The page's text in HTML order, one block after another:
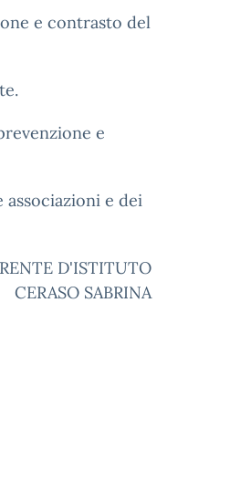
e contrasto del
e
e dei
D'ISTITUTO
CERASO SABRINA